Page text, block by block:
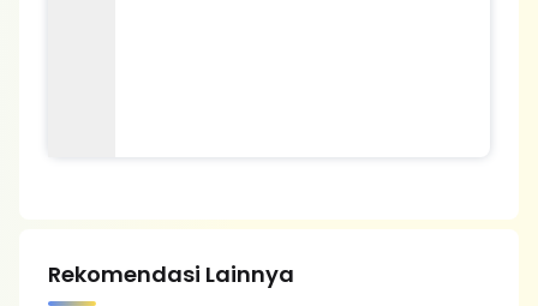
Rekomendasi Lainnya